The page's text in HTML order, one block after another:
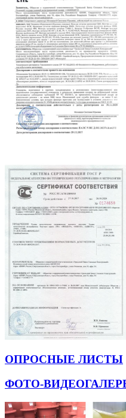
ОПРОСНЫЕ ЛИСТЫ
ФОТО-